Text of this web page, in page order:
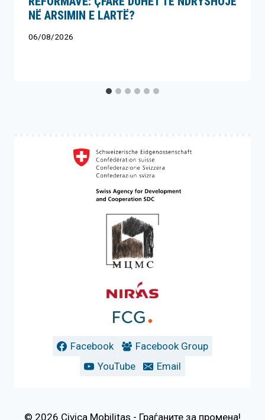
NË ARSIMIN E LARTË?
06/08/2026
Facebook
Facebook Group
YouTube
Email
© 2026 Civica Mobilitas - Граѓаните за промена!